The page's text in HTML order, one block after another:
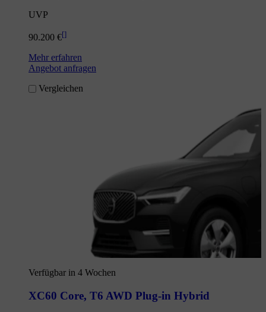
UVP
90.200 €[]
Mehr erfahren
Angebot anfragen
Vergleichen
Verfügbar in 4 Wochen
XC60 Core, T6 AWD Plug-in Hybrid